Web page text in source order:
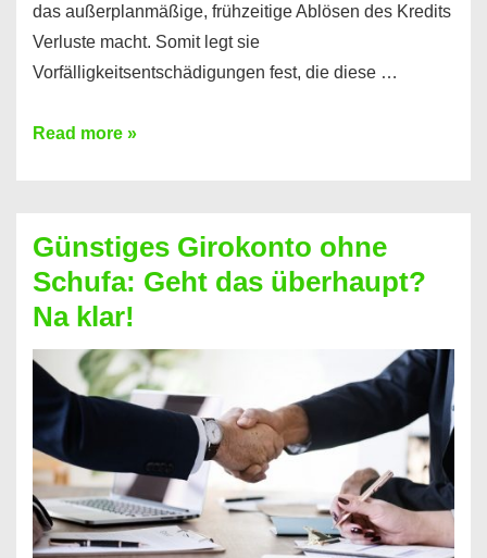
das außerplanmäßige, frühzeitige Ablösen des Kredits
Verluste macht. Somit legt sie
Vorfälligkeitsentschädigungen fest, die diese …
Kredit
dabei
profitieren
–
So
funktioniert’s
Read more »
Günstiges Girokonto ohne
Schufa: Geht das überhaupt?
Na klar!